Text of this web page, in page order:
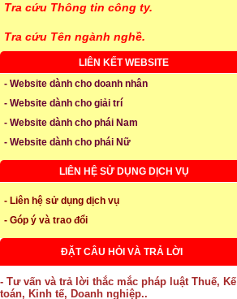
Tra cứu Thông tin công ty.
Tra cứu Tên ngành nghề.
LIÊN KẾT WEBSITE
- Website dành cho doanh nhân
- Website dành cho giải trí
- Website dành cho phái Nam
- Website dành cho phái Nữ
LIÊN HỆ SỬ DỤNG DỊCH VỤ
- Liên hệ sử dụng dịch vụ
- Góp ý và trao đổi
ĐẶT CÂU HỎI VÀ TRẢ LỜI
- Tư vấn và trả lời thắc mắc pháp luật Thuế, Kế
toán, Kinh tế, Doanh nghiệp..